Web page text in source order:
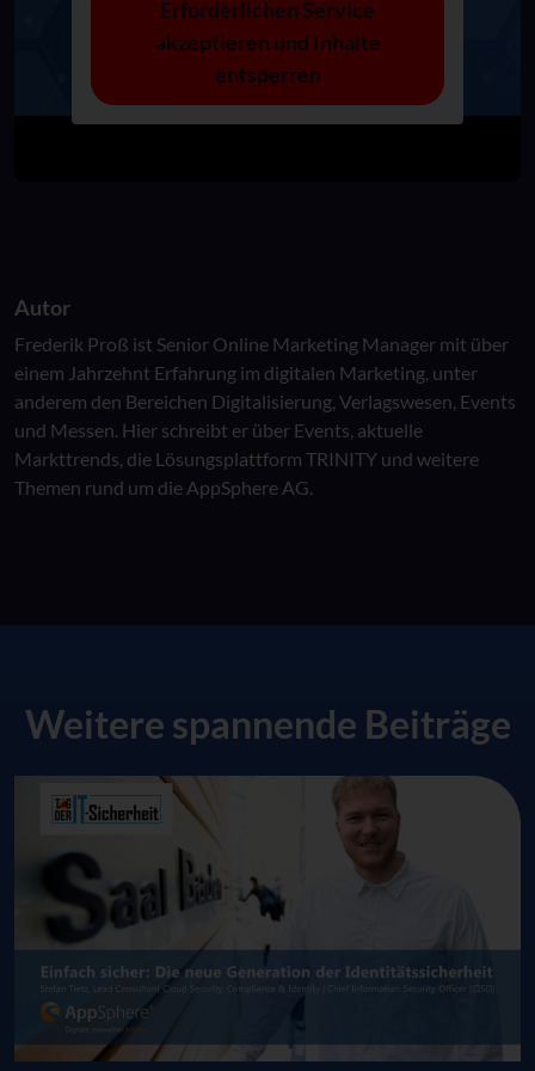
Erforderlichen Service
akzeptieren und Inhalte
entsperren
Autor
Frederik Proß ist Senior Online Marketing Manager mit über
einem Jahrzehnt Erfahrung im digitalen Marketing, unter
anderem den Bereichen Digitalisierung, Verlagswesen, Events
und Messen. Hier schreibt er über Events, aktuelle
Markttrends, die Lösungsplattform TRINITY und weitere
Themen rund um die AppSphere AG.
Weitere spannende Beiträge